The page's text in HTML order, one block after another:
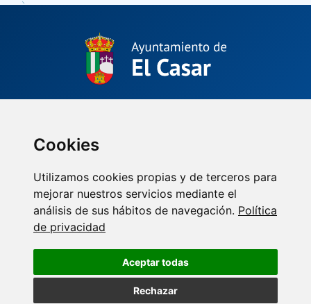
Cookies
Utilizamos cookies propias y de terceros para
mejorar nuestros servicios mediante el
análisis de sus hábitos de navegación. Política
de privacidad
Aceptar todas
Rechazar